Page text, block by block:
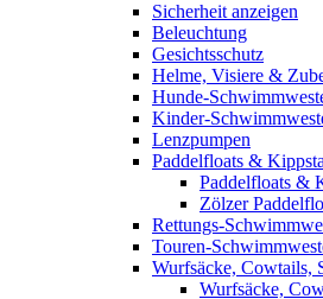
Sicherheit anzeigen
Beleuchtung
Gesichtsschutz
Helme, Visiere &
Hunde-
Kinder-
Lenzpumpen
Paddelfloats &
Paddelfloats &
Zölzer
Rettungs-
Touren-
Wurfsäcke, Cowtails,
Wurfsäcke,